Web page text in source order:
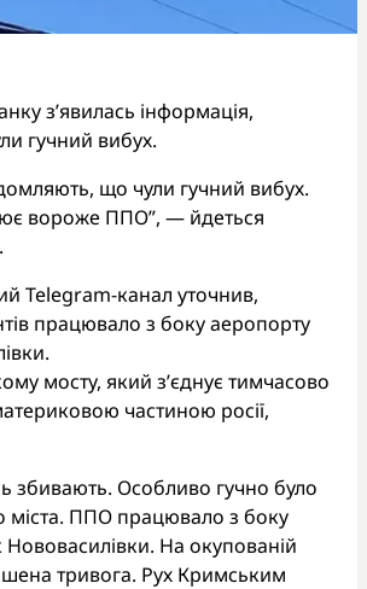
з’явилась інформація,
гучний вибух.
що чули гучний вибух.
вороже ППО”, — йдеться
Telegram-канал уточнив,
працювало з боку аеропорту
мосту, який з’єднує тимчасово
частиною росії,
збивають. Особливо гучно було
міста. ППО працювало з боку
Нововасилівки. На окупованій
тривога. Рух Кримським